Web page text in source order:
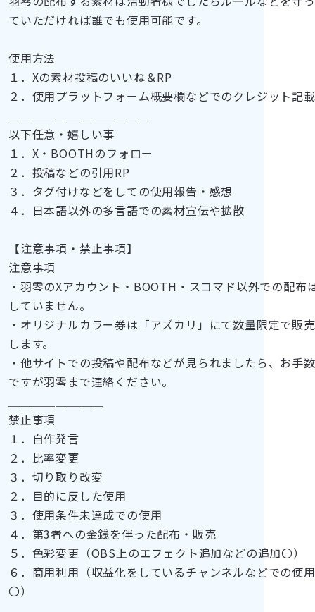
ていただければ誰でも使用可能です。
使用方法
１．Xの素材投稿のいいね＆RP
２．使用プラットフォーム概要欄などでのクレジット記載
以下任意・嬉しい事
１．X・BOOTHのフォロー
２．投稿などの引用RP
３．タグ付けなどをしての使用報告・感想
４．日本語以外の多言語での素材宣伝や拡散
【注意事項・禁止事項】
注意事項
・羽零のXアカウント・BOOTH・スコマド以外での配布
していません。
・オリジナルカラー券は「アズカリ」にて数量限定で販売
します。
・他サイトでの投稿や配布などが見られましたら、お手数
ですが羽零まで連絡ください。
禁止事項
１．自作発言
２．比率変更
３．切り取り改変
２．目的に反した使用
３．使用条件未達成での使用
４．第3者への金銭を伴った配布・販売
５．色彩変更（OBS上のエフェクト追加などの追加〇）
６．商用利用（収益化をしているチャンネルなどでの使用
〇）